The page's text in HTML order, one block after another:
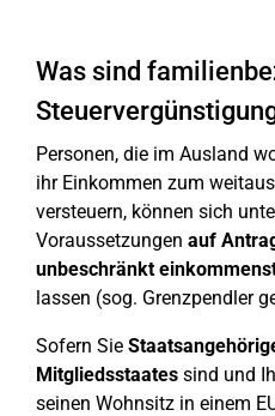
Was sind
Personen, die im Ausland
ihr Einkommen zum
versteuern, können sich
Voraussetzungen auf
unbeschränkt
lassen (sog. Grenzpendler
Sofern Sie
Mitgliedsstaates sind und
seinen Wohnsitz in einem